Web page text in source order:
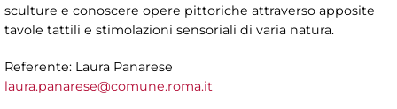
sculture e conoscere opere pittoriche attraverso apposite
tavole tattili e stimolazioni sensoriali di varia natura.
Referente: Laura Panarese
laura.panarese@comune.roma.it